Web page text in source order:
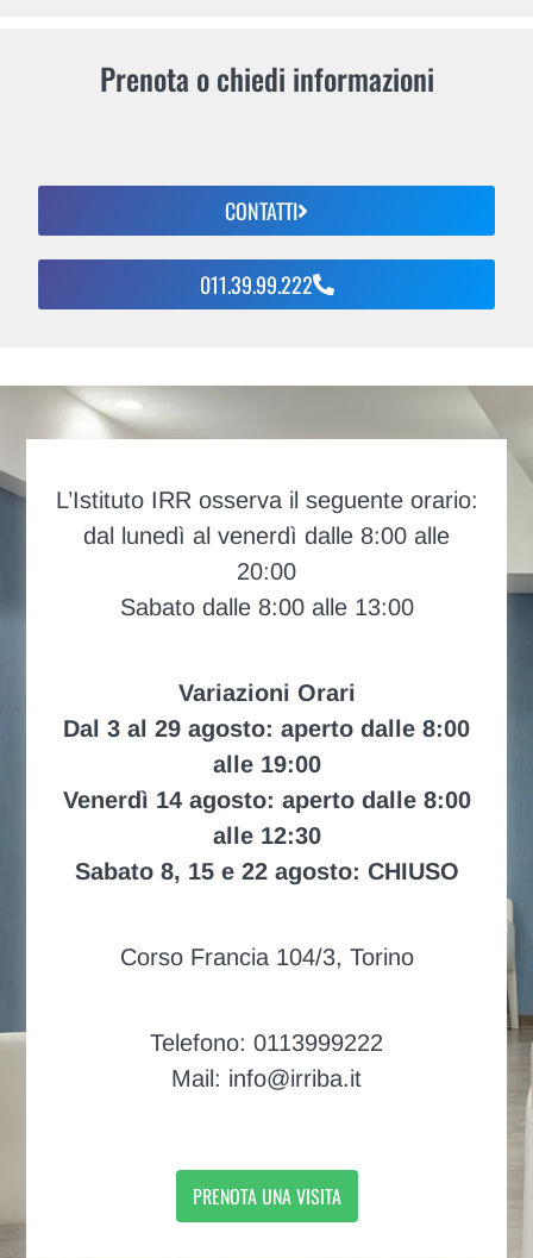
Prenota o chiedi informazioni
CONTATTI
011.39.99.222
L’Istituto IRR osserva il seguente orario:
dal lunedì al venerdì dalle 8:00 alle
20:00
Sabato dalle 8:00 alle 13:00
Variazioni Orari
Dal 3 al 29 agosto: aperto dalle 8:00
alle 19:00
Venerdì 14 agosto: aperto dalle 8:00
alle 12:30
Sabato 8, 15 e 22 agosto: CHIUSO
Corso Francia 104/3, Torino
Telefono: 0113999222
Mail: info@irriba.it
PRENOTA UNA VISITA